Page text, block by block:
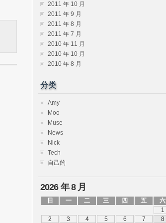
2011 年 10 月
2011 年 9 月
2011 年 8 月
2011 年 7 月
2010 年 11 月
2010 年 10 月
2010 年 8 月
分类
Amy
Moo
Muse
News
Nick
Tech
自己的
2026 年 8 月
日 一 二 三 四 五
六
1
2
3 4 5 6 7
8